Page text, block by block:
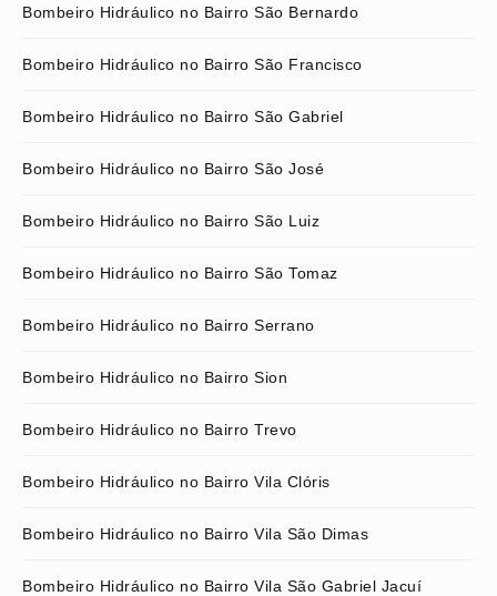
Bombeiro Hidráulico no Bairro São Bernardo
Bombeiro Hidráulico no Bairro São Francisco
Bombeiro Hidráulico no Bairro São Gabriel
Bombeiro Hidráulico no Bairro São José
Bombeiro Hidráulico no Bairro São Luiz
Bombeiro Hidráulico no Bairro São Tomaz
Bombeiro Hidráulico no Bairro Serrano
Bombeiro Hidráulico no Bairro Sion
Bombeiro Hidráulico no Bairro Trevo
Bombeiro Hidráulico no Bairro Vila Clóris
Bombeiro Hidráulico no Bairro Vila São Dimas
Bombeiro Hidráulico no Bairro Vila São Gabriel Jacuí